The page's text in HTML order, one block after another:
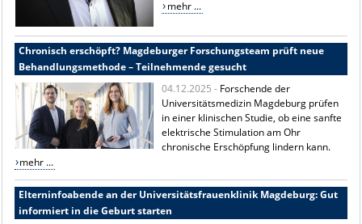
mehr ...
Chronisch erschöpft? Magdeburger Forschungsteam prüft neue
Behandlungsmethode – Teilnehmende gesucht
04.12.2025 - Forschende der
Universitätsmedizin Magdeburg prüfen
in einer klinischen Studie, ob eine sanfte
elektrische Stimulation am Ohr
chronische Erschöpfung lindern kann.
mehr ...
Elterninfoabende an der Universitätsfrauenklinik Magdeburg: Gut
informiert in die Geburt starten